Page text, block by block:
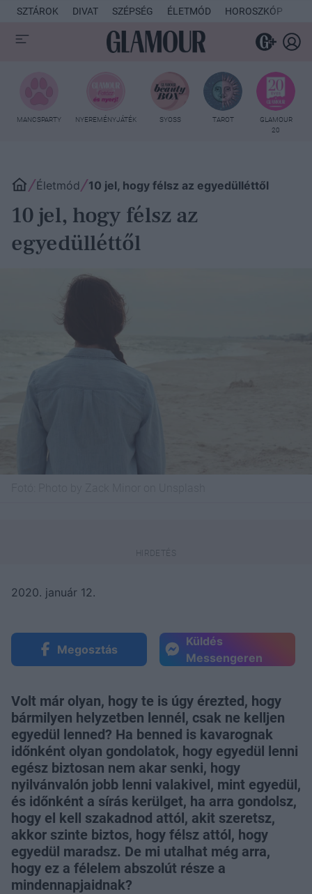
SZTÁROK DIVAT SZÉPSÉG ÉLETMÓD HOROSZKÓP
MANCSPARTY NYEREMÉNYJÁTÉK SYOSS TAROT
GLAMOUR
20
Életmód 10 jel, hogy félsz az egyedülléttől
10 jel, hogy félsz az
egyedülléttől
2020. január 12.
Megosztás
Küldés
Messengeren
Volt már olyan, hogy te is úgy érezted, hogy
bármilyen helyzetben lennél, csak ne kelljen
egyedül lenned? Ha benned is kavarognak
időnként olyan gondolatok, hogy egyedül lenni
egész biztosan nem akar senki, hogy
nyilvánvalón jobb lenni valakivel, mint egyedül,
és időnként a sírás kerülget, ha arra gondolsz,
hogy el kell szakadnod attól, akit szeretsz,
akkor szinte biztos, hogy félsz attól, hogy
egyedül maradsz. De mi utalhat még arra,
hogy ez a félelem abszolút része a
mindennapjaidnak?